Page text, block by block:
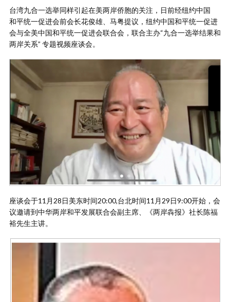
台湾九合一选举同样引起在美两岸侨胞的关注，日前经纽约中国
和平统一促进会前会长花俊雄、马粤提议，纽约中国和平统一促进
会与全美中国和平统一促进会联合会，联合主办“九合一选举结果和
两岸关系” 专题视频座谈会。
座谈会于11月28日美东时间20:00,台北时间11月29日9:00开始，会
议邀请到中华两岸和平发展联合会副主席、《两岸犇报》社长陈福
裕先生主讲。